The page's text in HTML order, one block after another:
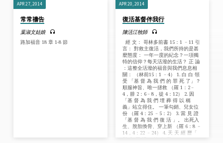
講
道
FROM
APR 27, 2014
常常禱告
葉淑文姑娘
路加福音 18 章 1-8 節
APR 20, 2014
復活基督伴我行
陳活江牧師
經 文： 哥林多前書 15：1 ﹣11 引
言： 對救主復活，我們所持的是甚
麼態度： 一年一度的紀念？一項獨
特的信仰？每天活潑的生活？ 正 論
：這整全活潑的福音與我們息息相
關： （林前15：1 ﹣4） 1. 白 白 領
受 「基 督 為 我 們 的 罪 死 了」？
順服神旨、唯一拯救 （羅 1：2﹣
4，腓 2：6﹣8，徒 4：12） 2. 因
「基 督 為 我 們 埋 葬 得 以 稱
義」站立得住。 一筆勾銷、兒女位
份 （羅 4：25 ﹣5：2） 3. 當 見 證
「基 督 為 我 們 復 活 」。 出死入
生、脫胎換骨、穿上新 （羅 6：8 ﹣
14，4：22 ﹣24） 4. 天 天 經 歷「
與 主 同 活 」的 大 喜…